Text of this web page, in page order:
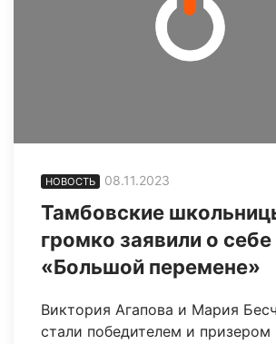
НОВОСТЬ 08.11.2023
Тамбовские
громко заявили о себе
«Большой перемене»
Виктория Агапова и Мария
стали победителем и призером